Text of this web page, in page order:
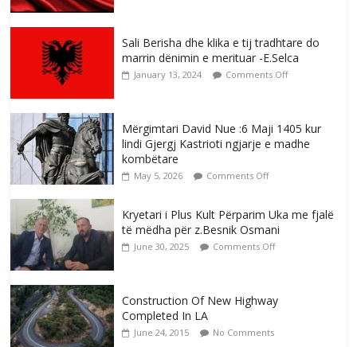
Sali Berisha dhe klika e tij tradhtare do
marrin dënimin e merituar -E.Selca
January 13, 2024 Comments Off
Mërgimtari David Nue :6 Maji 1405 kur
lindi Gjergj Kastrioti ngjarje e madhe
kombëtare
May 5, 2026 Comments Off
Kryetari i Plus Kult Përparim Uka me fjalë
të mëdha për z.Besnik Osmani
June 30, 2025 Comments Off
Construction Of New Highway
Completed In LA
June 24, 2015 No Comments